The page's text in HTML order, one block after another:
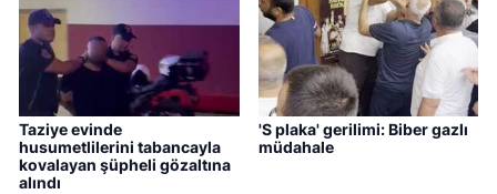
Taziye evinde
husumetlilerini tabancayla
kovalayan şüpheli gözaltına
alındı
'S plaka' gerilimi: Biber gazlı
müdahale